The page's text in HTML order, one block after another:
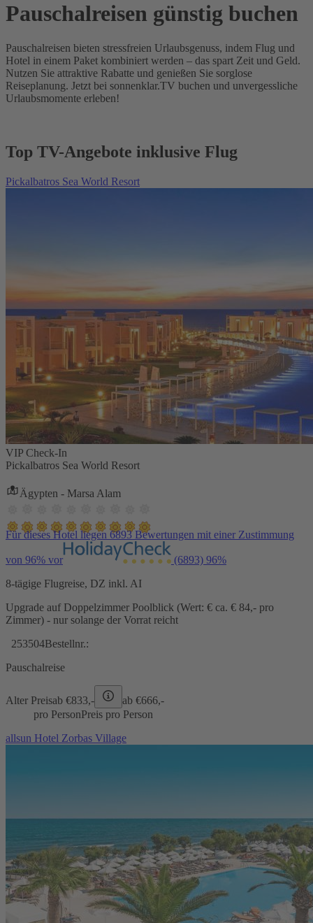
Pauschalreisen günstig buchen
Pauschalreisen bieten stressfreien Urlaubsgenuss, indem Flug und
Hotel in einem Paket kombiniert werden – das spart Zeit und Geld.
Nutzen Sie attraktive Rabatte und genießen Sie sorglose
Reiseplanung. Jetzt bei sonnenklar.TV buchen und unvergessliche
Urlaubsmomente erleben!
Top TV-Angebote inklusive Flug
Pickalbatros Sea World Resort
VIP Check-In
Pickalbatros Sea World Resort
Ägypten - Marsa Alam
Für dieses Hotel liegen 6893 Bewertungen mit einer Zustimmung
von 96% vor (6893) 96%
8-tägige Flugreise, DZ inkl. AI
Upgrade auf Doppelzimmer Poolblick (Wert: € ca. € 84,- pro
Zimmer) - nur solange der Vorrat reicht
253504Bestellnr.:
Pauschalreise
Alter Preisab €833,- ab €666,-
pro PersonPreis pro Person
allsun Hotel Zorbas Village